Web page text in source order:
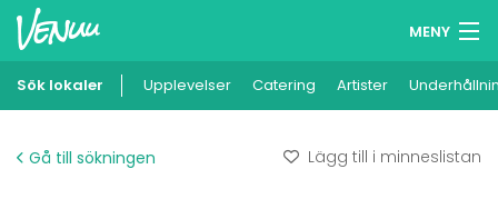
MENY
Minneslista
Sök lokaler Upplevelser Catering Artister
Gå till sökningen Lägg till i minneslistan